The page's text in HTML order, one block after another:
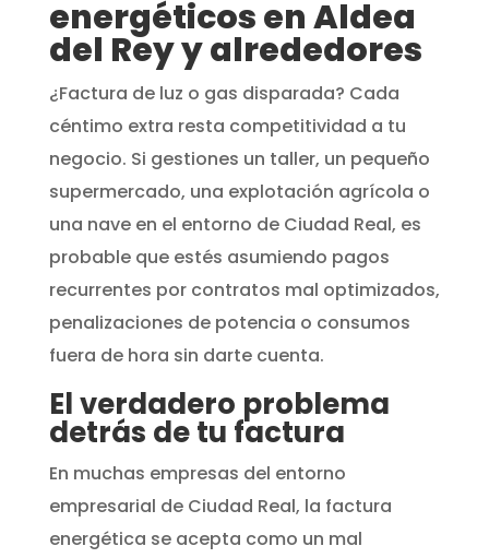
energéticos en Aldea
del Rey y alrededores
¿Factura de luz o gas disparada? Cada
céntimo extra resta competitividad a tu
negocio. Si gestiones un taller, un pequeño
supermercado, una explotación agrícola o
una nave en el entorno de Ciudad Real, es
probable que estés asumiendo pagos
recurrentes por contratos mal optimizados,
penalizaciones de potencia o consumos
fuera de hora sin darte cuenta.
El verdadero problema
detrás de tu factura
En muchas empresas del entorno
empresarial de Ciudad Real, la factura
energética se acepta como un mal